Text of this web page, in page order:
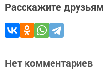
Расскажите друзьям
Нет комментариев